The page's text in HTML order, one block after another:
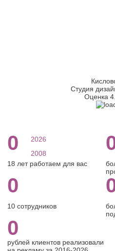
Студия
Оценка
0
2026
2008
18 лет работаем для вас
0
10 сотрудников
0
рублей клиентов реализовали